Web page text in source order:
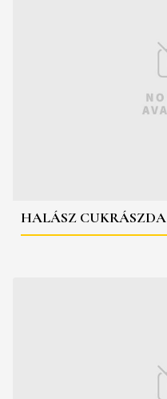
HALÁSZ CUKRÁSZDA